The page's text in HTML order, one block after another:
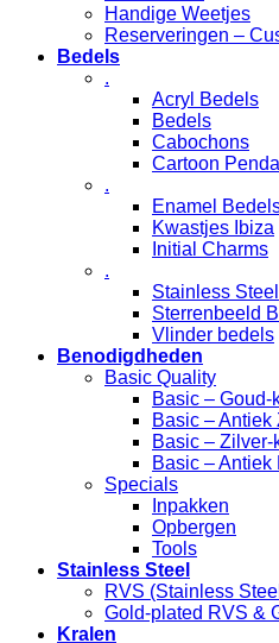
Handige Weetjes
Reserveringen –
Bedels
.
Acryl Bedels
Bedels
Cabochons
Cartoon
.
Enamel
Kwastjes Ibiza
Initial Charms
.
Stainless Steel
Sterrenbeeld
Vlinder bedels
Benodigdheden
Basic Quality
Basic – Goud-
Basic – Antiek
Basic – Zilver-
Basic – Antiek
Specials
Inpakken
Opbergen
Tools
Stainless Steel
RVS (Stainless
Gold-plated RVS &
Kralen